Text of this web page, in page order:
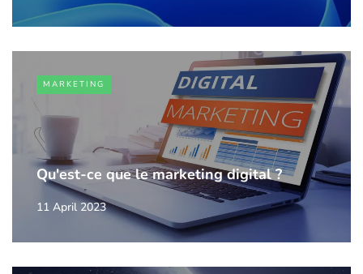
MARKETING
Qu'est-ce que le marketing digital ?
11 April 2023